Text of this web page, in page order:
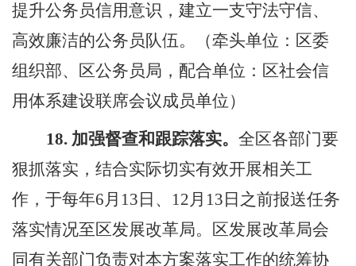
提升公务员信用意识，建立一支守法守信、
高效廉洁的公务员队伍。（牵头单位：区委
组织部、区公务员局，配合单位：区社会信
用体系建设联席会议成员单位）
18. 加强督查和跟踪落实。 全区各部门要
狠抓落实，结合实际切实有效开展相关工
作，于每年6月 13 日、 12月 13 日之前报送任务
落实情况至区发展改革局。区发展改革局会
同有关部门负责对本方案落实工作的统筹协